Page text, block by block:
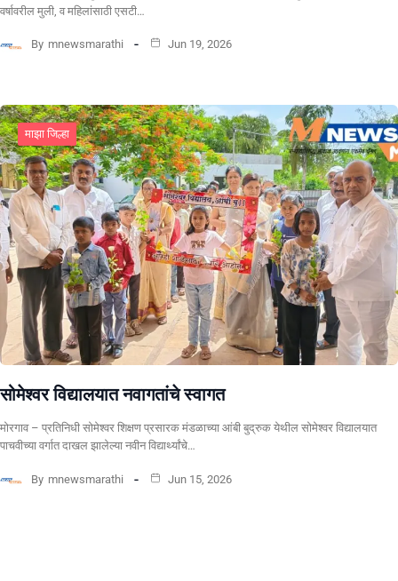
वर्षावरील मुली, व महिलांसाठी एसटी…
By mnewsmarathi Jun 19, 2026
माझा जिल्हा
सोमेश्वर विद्यालयात नवागतांचे स्वागत
मोरगाव – प्रतिनिधी सोमेश्वर शिक्षण प्रसारक मंडळाच्या आंबी बुद्रुक येथील सोमेश्वर विद्यालयात
पाचवीच्या वर्गात दाखल झालेल्या नवीन विद्यार्थ्यांचे…
By mnewsmarathi Jun 15, 2026